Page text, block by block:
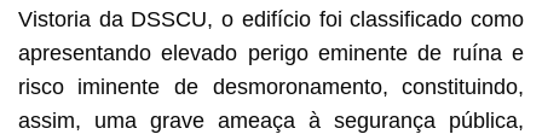
Vistoria da DSSCU, o edifício foi classificado como
apresentando elevado perigo eminente de ruína e
risco iminente de desmoronamento, constituindo,
assim, uma grave ameaça à segurança pública,